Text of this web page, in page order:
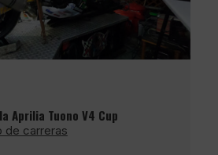
Aprilia Tuono V4 Cup
de carreras